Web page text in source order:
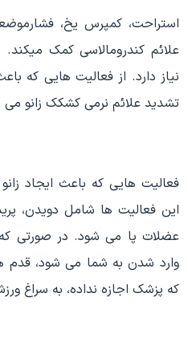
استراحت، کمپرس یخ،
علائم کندرومالاسی کمک میکند.
نیاز دارد. از فعالیت هایی که
تشدید علائم نرمی کشکک زانو می
فعالیت هایی که باعث ایجاد
این فعالیت ها شامل دویدن،
عضلات پا می شود. در صورتی
وارد شدن به شما می شود، قدم
که پزشک اجازه نداده، به سراغ